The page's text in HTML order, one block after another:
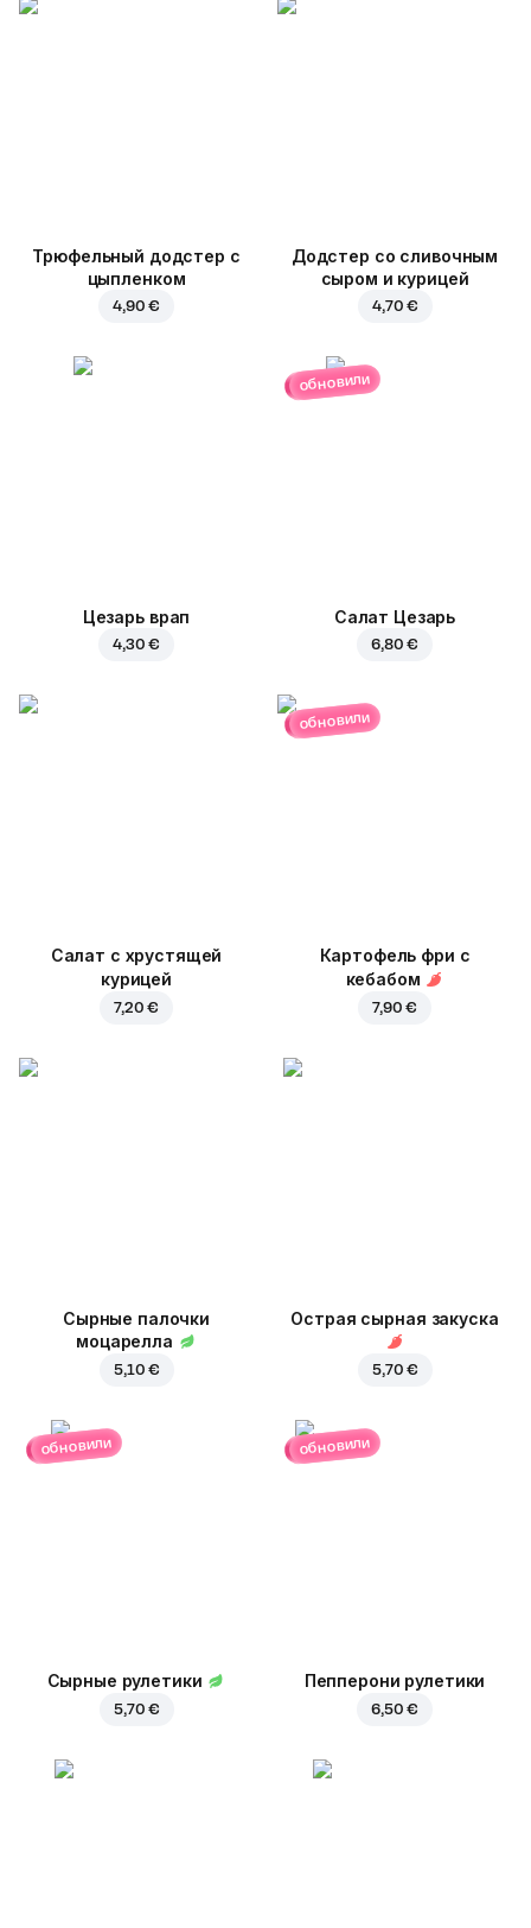
Трюфельный додстер c
цыпленком
4,90 €
Додстер со сливочным
сыром и курицей
4,70 €
Цезарь врап
4,30 €
обновили
Салат Цезарь
6,80 €
Салат с хрустящей
курицей
7,20 €
обновили
Картофель фри с
кебабом
7,90 €
Сырные палочки
моцарелла
5,10 €
Острая сырная закуска
5,70 €
обновили
Сырные рулетики
5,70 €
обновили
Пепперони рулетики
6,50 €